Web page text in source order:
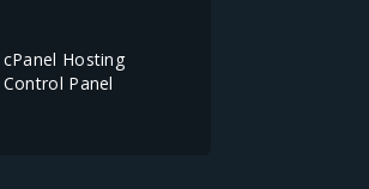
cPanel Hosting
Control Panel